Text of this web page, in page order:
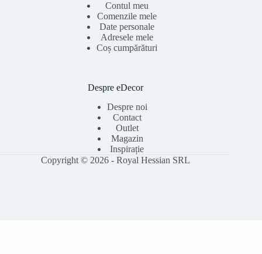
Contul meu
Comenzile mele
Date personale
Adresele mele
Coș cumpărături
Despre eDecor
Despre noi
Contact
Outlet
Magazin
Inspirație
Copyright © 2026 - Royal Hessian SRL